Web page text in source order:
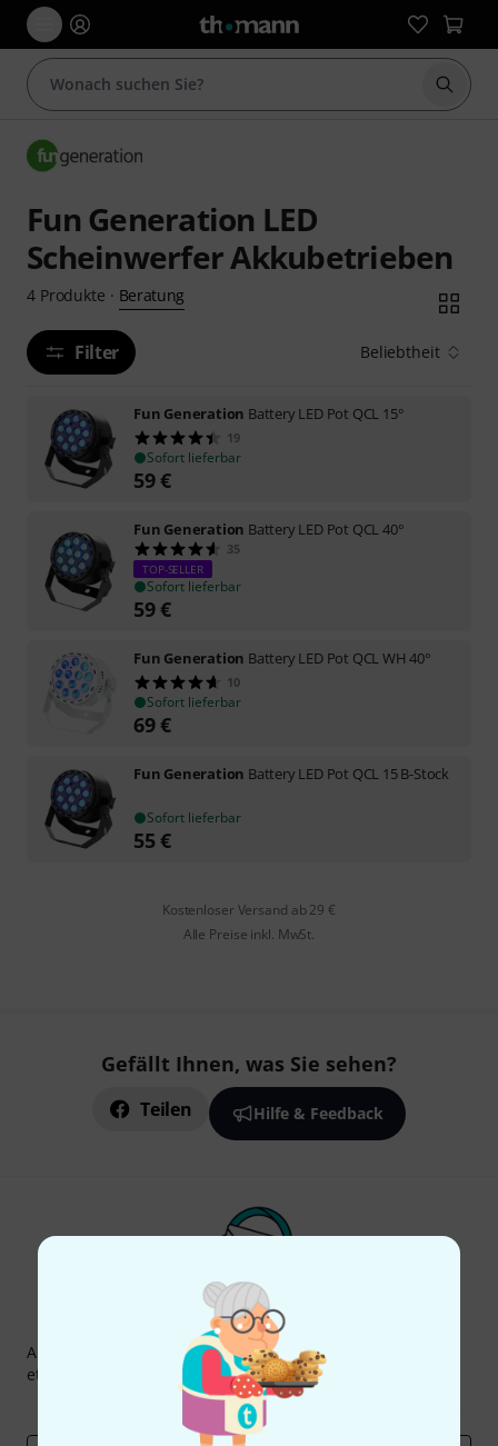
Suche
Fun Generation LED
Scheinwerfer Akkubetrieben
4 Produkte · Beratung
Filter Beliebtheit
Fun Generation Battery LED Pot QCL 15°
19
Sofort lieferbar
59€
Fun Generation Battery LED Pot QCL 40°
35
TOP-SELLER
Sofort lieferbar
59€
Fun Generation Battery LED Pot QCL WH 40°
10
Sofort lieferbar
69€
Fun Generation Battery LED Pot QCL 15 B-Stock
Sofort lieferbar
55€
Kostenloser Versand ab 29 €
Alle Preise inkl. MwSt.
Gefällt Ihnen, was Sie sehen?
Teilen Hilfe & Feedback
Thomann Newsletter
Abonniere den Thomann Newsletter und gewinne mit
etwas Glück einen von
50 Gutscheinenüber jeweils
Inspirierende Beiträge
Deals